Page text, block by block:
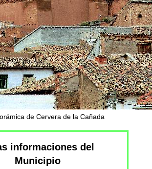
de Cervera de la Cañada
informaciones del
Municipio